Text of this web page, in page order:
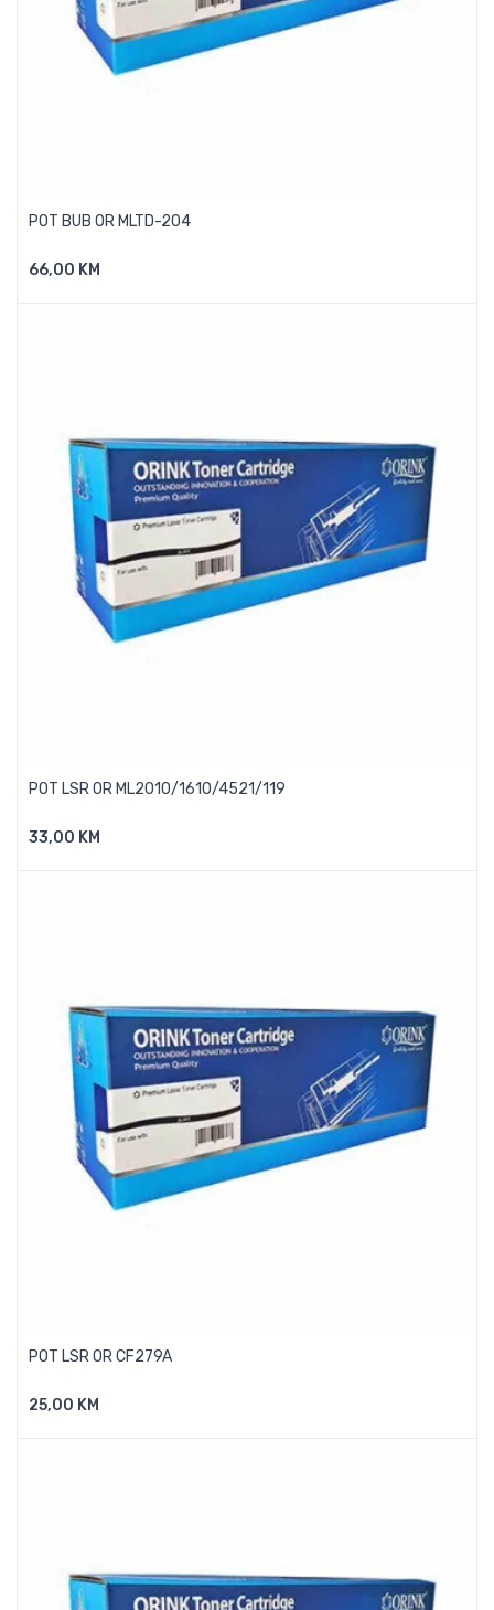
POT BUB OR MLTD-204
66,00 KMDodaj U Košaricu
POT LSR OR ML2010/1610/4521/119
33,00 KMDodaj U Košaricu
POT LSR OR CF279A
25,00 KMDodaj U Košaricu